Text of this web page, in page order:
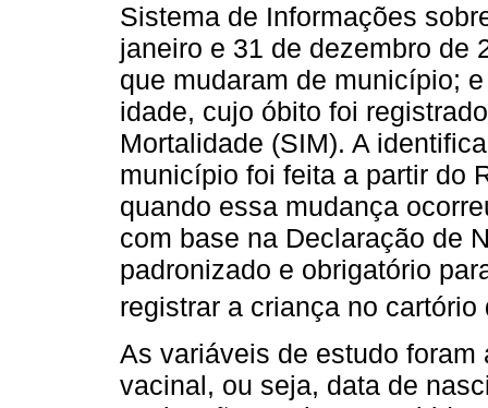
Sistema de Informações
janeiro e 31 de dezembro de
que mudaram de município;
idade, cujo óbito foi
Mortalidade (SIM). A
município foi feita a partir do
quando essa mudança
com base na Declaração de
padronizado e obrigatório
registrar a criança no
As variáveis de estudo
vacinal, ou seja, data de